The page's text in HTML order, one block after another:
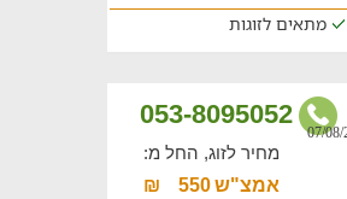
מתאים לזוגות
053-8095052
מחיר לזוג, החל מ:
אמצ"ש550
₪